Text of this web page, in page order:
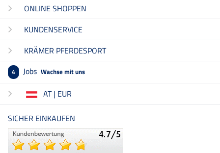
ONLINE SHOPPEN
KUNDENSERVICE
KRÄMER PFERDESPORT
4 Jobs Wachse mit uns
AT | EUR
SICHER EINKAUFEN